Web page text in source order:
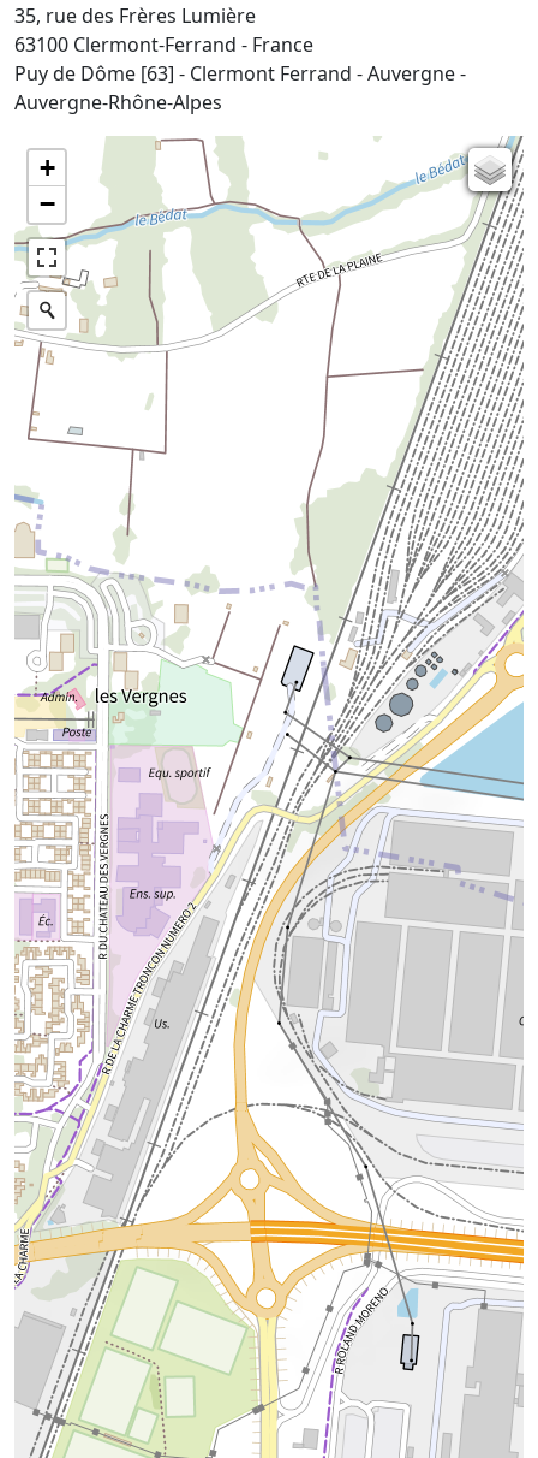
35, rue des Frères Lumière
63100 Clermont-Ferrand - France
Puy de Dôme [63] - Clermont Ferrand - Auvergne -
Auvergne-Rhône-Alpes
+
−
Carte de l'état-major (1820-1866)
Parcellaire cadastral
Plan IGN
Photographies aériennes